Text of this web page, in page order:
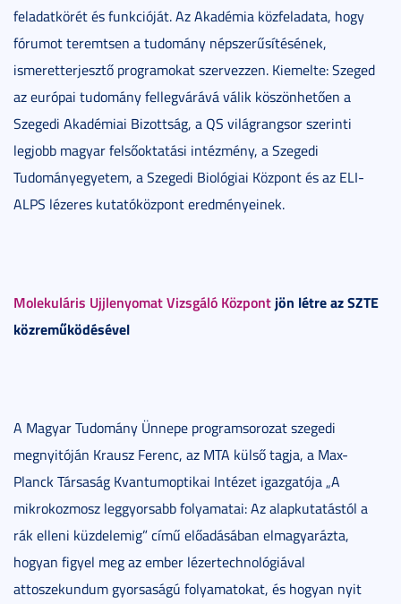
feladatkörét és funkcióját. Az Akadémia közfeladata, hogy
fórumot teremtsen a tudomány népszerűsítésének,
ismeretterjesztő programokat szervezzen. Kiemelte: Szeged
az európai tudomány fellegvárává válik köszönhetően a
Szegedi Akadémiai Bizottság, a QS világrangsor szerinti
legjobb magyar felsőoktatási intézmény, a Szegedi
Tudományegyetem, a Szegedi Biológiai Központ és az ELI-
ALPS lézeres kutatóközpont eredményeinek.
Molekuláris Ujjlenyomat Vizsgáló Központ jön létre az SZTE
közreműködésével
A Magyar Tudomány Ünnepe programsorozat szegedi
megnyitóján Krausz Ferenc, az MTA külső tagja, a Max-
Planck Társaság Kvantumoptikai Intézet igazgatója „A
mikrokozmosz leggyorsabb folyamatai: Az alapkutatástól a
rák elleni küzdelemig” című előadásában elmagyarázta,
hogyan figyel meg az ember lézertechnológiával
attoszekundum gyorsaságú folyamatokat, és hogyan nyit